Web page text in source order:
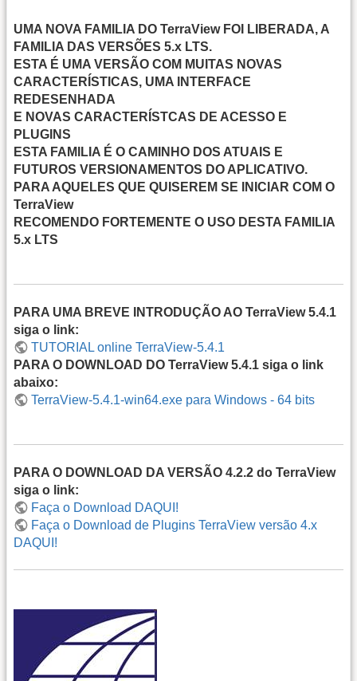
UMA NOVA FAMILIA DO TerraView FOI LIBERADA, A
FAMILIA DAS VERSÕES 5.x LTS.
ESTA É UMA VERSÃO COM MUITAS NOVAS
CARACTERÍSTICAS, UMA INTERFACE
REDESENHADA
E NOVAS CARACTERÍSTCAS DE ACESSO E
PLUGINS
ESTA FAMILIA É O CAMINHO DOS ATUAIS E
FUTUROS VERSIONAMENTOS DO APLICATIVO.
PARA AQUELES QUE QUISEREM SE INICIAR COM O
TerraView
RECOMENDO FORTEMENTE O USO DESTA FAMILIA
5.x LTS
PARA UMA BREVE INTRODUÇÃO AO TerraView 5.4.1
siga o link:
TUTORIAL online TerraView-5.4.1
PARA O DOWNLOAD DO TerraView 5.4.1 siga o link
abaixo:
TerraView-5.4.1-win64.exe para Windows - 64 bits
PARA O DOWNLOAD DA VERSÃO 4.2.2 do TerraView
siga o link:
Faça o Download DAQUI!
Faça o Download de Plugins TerraView versão 4.x
DAQUI!